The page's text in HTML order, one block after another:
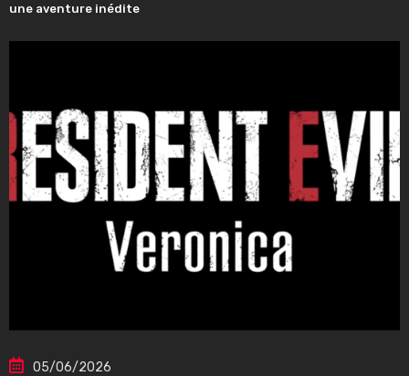
une aventure inédite
05/06/2026